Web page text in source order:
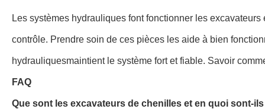
Les systèmes hydrauliques font fonctionner les
contrôle. Prendre soin de ces pièces les aide à bien
hydrauliquesmaintient le système fort et fiable. Savoir
FAQ
Que sont les excavateurs de chenilles et en quoi sont-